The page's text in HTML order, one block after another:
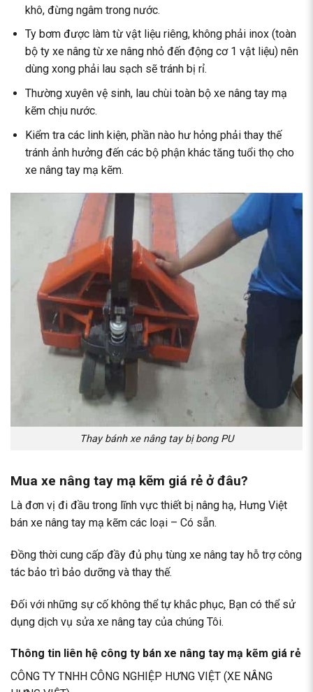
khô, đừng ngâm trong nước.
Ty bơm được làm từ vật liệu riêng, không phải inox (toàn
bộ ty xe nâng từ xe nâng nhỏ đến động cơ 1 vật liệu) nên
dùng xong phải lau sạch sẽ tránh bị rỉ.
Thường xuyên vệ sinh, lau chùi toàn bộ xe nâng tay mạ
kẽm chịu nước.
Kiểm tra các linh kiện, phần nào hư hỏng phải thay thế
tránh ảnh hưởng đến các bộ phận khác tăng tuổi thọ cho
xe nâng tay mạ kẽm.
Thay bánh xe nâng tay bị bong PU
Mua xe nâng tay mạ kẽm giá rẻ ở đâu?
Là đơn vị đi đầu trong lĩnh vực thiết bị nâng hạ, Hưng Việt
bán xe nâng tay mạ kẽm các loại – Có sẵn.
Đồng thời cung cấp đầy đủ phụ tùng xe nâng tay hỗ trợ công
tác bảo trì bảo dưỡng và thay thế.
Đối với những sự cố không thể tự khắc phục, Bạn có thể sử
dụng dịch vụ sửa xe nâng tay của chúng Tôi.
Thông tin liên hệ công ty bán xe nâng tay mạ kẽm giá rẻ
CÔNG TY TNHH CÔNG NGHIỆP HƯNG VIỆT (XE NÂNG